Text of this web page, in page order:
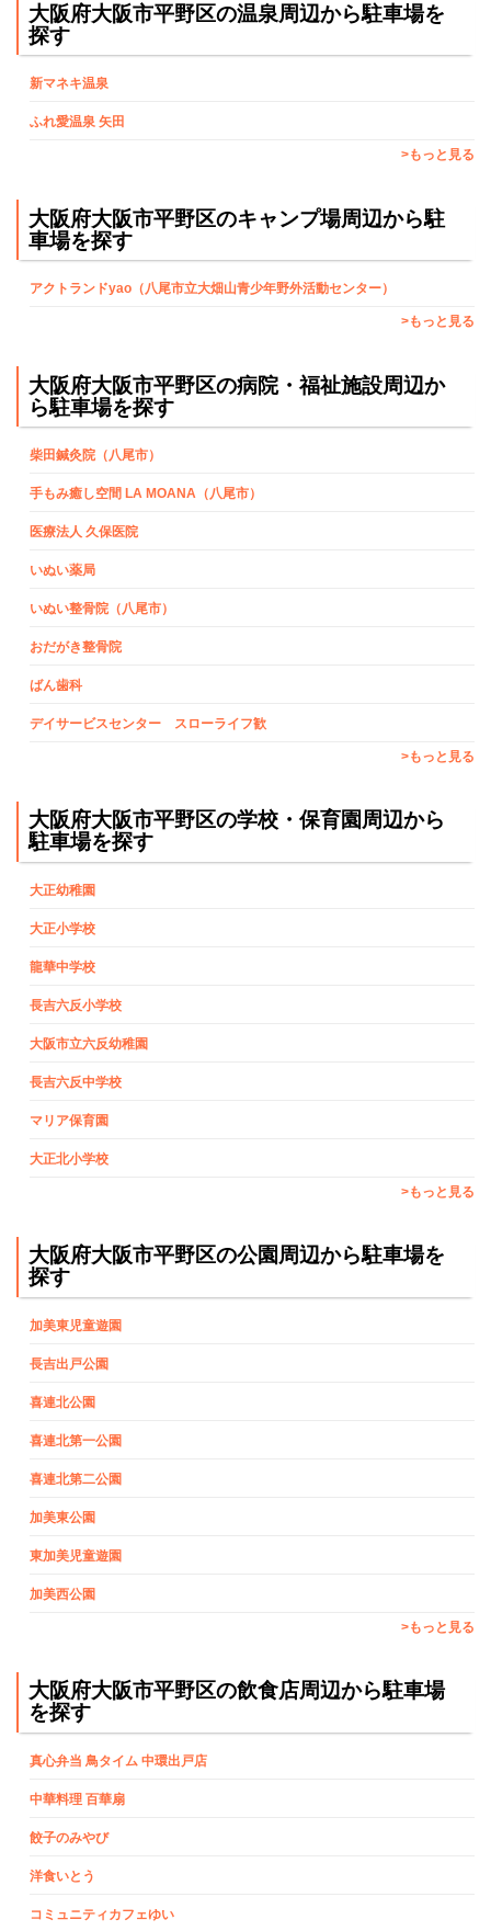
大阪府大阪市平野区の温泉周辺から駐車場を
探す
新マネキ温泉
ふれ愛温泉 矢田
>もっと見る
大阪府大阪市平野区のキャンプ場周辺から駐
車場を探す
アクトランドyao（八尾市立大畑山青少年野外活動センター）
>もっと見る
大阪府大阪市平野区の病院・福祉施設周辺か
ら駐車場を探す
柴田鍼灸院（八尾市）
手もみ癒し空間 LA MOANA（八尾市）
医療法人 久保医院
いぬい薬局
いぬい整骨院（八尾市）
おだがき整骨院
ばん歯科
デイサービスセンター スローライフ歓
>もっと見る
大阪府大阪市平野区の学校・保育園周辺から
駐車場を探す
大正幼稚園
大正小学校
龍華中学校
長吉六反小学校
大阪市立六反幼稚園
長吉六反中学校
マリア保育園
大正北小学校
>もっと見る
大阪府大阪市平野区の公園周辺から駐車場を
探す
加美東児童遊園
長吉出戸公園
喜連北公園
喜連北第一公園
喜連北第二公園
加美東公園
東加美児童遊園
加美西公園
>もっと見る
大阪府大阪市平野区の飲食店周辺から駐車場
を探す
真心弁当 鳥タイム 中環出戸店
中華料理 百華扇
餃子のみやび
洋食いとう
コミュニティカフェゆい